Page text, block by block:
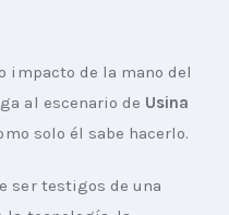
impacto de la mano del
al escenario de Usina
solo él sabe hacerlo.
ser testigos de una